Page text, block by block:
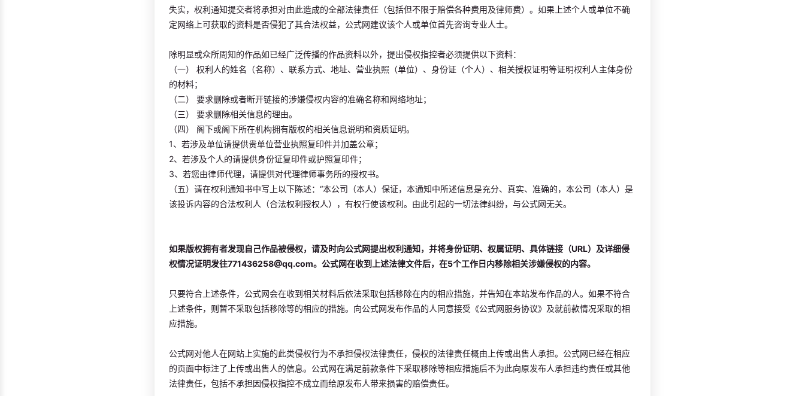
失实，权利通知提交者将承担对由此造成的全部法律责任（包括但不限于赔偿各种费用及律师费）。如果上述个人或单位不确
定网络上可获取的资料是否侵犯了其合法权益，公式网建议该个人或单位首先咨询专业人士。
除明显或众所周知的作品如已经广泛传播的作品资料以外，提出侵权指控者必须提供以下资料：
（一） 权利人的姓名（名称）、联系方式、地址、营业执照（单位）、身份证（个人）、相关授权证明等证明权利人主体身份
的材料；
（二） 要求删除或者断开链接的涉嫌侵权内容的准确名称和网络地址；
（三） 要求删除相关信息的理由。
（四） 阁下或阁下所在机构拥有版权的相关信息说明和资质证明。
1、若涉及单位请提供贵单位营业执照复印件并加盖公章；
2、若涉及个人的请提供身份证复印件或护照复印件；
3、若您由律师代理，请提供对代理律师事务所的授权书。
（五）请在权利通知书中写上以下陈述：“本公司（本人）保证，本通知中所述信息是充分、真实、准确的，本公司（本人）是
该投诉内容的合法权利人（合法权利授权人），有权行使该权利。由此引起的一切法律纠纷，与公式网无关。
如果版权拥有者发现自己作品被侵权，请及时向公式网提出权利通知，并将身份证明、权属证明、具体链接（URL）及详细侵
权情况证明发往771436258@qq.com。公式网在收到上述法律文件后，在5个工作日内移除相关涉嫌侵权的内容。
只要符合上述条件，公式网会在收到相关材料后依法采取包括移除在内的相应措施，并告知在本站发布作品的人。如果不符合
上述条件，则暂不采取包括移除等的相应的措施。向公式网发布作品的人同意接受《公式网服务协议》及就前款情况采取的相
应措施。
公式网对他人在网站上实施的此类侵权行为不承担侵权法律责任，侵权的法律责任概由上传或出售人承担。公式网已经在相应
的页面中标注了上传或出售人的信息。公式网在满足前款条件下采取移除等相应措施后不为此向原发布人承担违约责任或其他
法律责任，包括不承担因侵权指控不成立而给原发布人带来损害的赔偿责任。